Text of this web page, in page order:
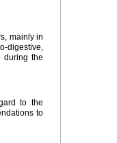
mainly in
digestive,
during the
to the
to